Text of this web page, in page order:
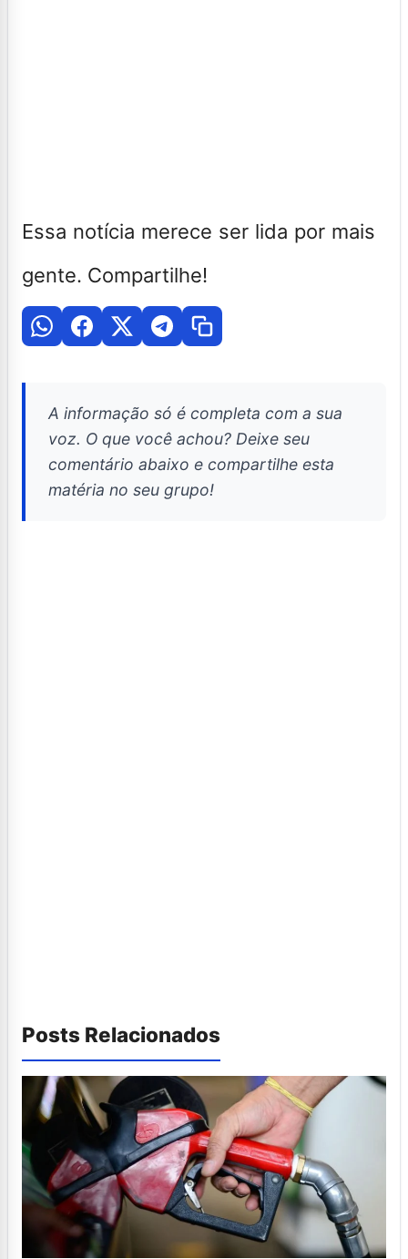
Essa notícia merece ser lida por mais
gente. Compartilhe!
A informação só é completa com a sua
voz. O que você achou? Deixe seu
comentário abaixo e compartilhe esta
matéria no seu grupo!
Posts Relacionados